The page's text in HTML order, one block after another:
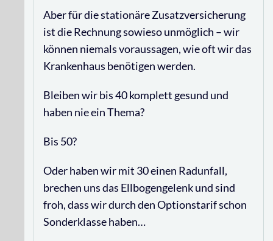
Aber für die stationäre Zusatzversicherung
ist die Rechnung sowieso unmöglich – wir
können niemals voraussagen, wie oft wir das
Krankenhaus benötigen werden.
Bleiben wir bis 40 komplett gesund und
haben nie ein Thema?
Bis 50?
Oder haben wir mit 30 einen Radunfall,
brechen uns das Ellbogengelenk und sind
froh, dass wir durch den Optionstarif schon
Sonderklasse haben…